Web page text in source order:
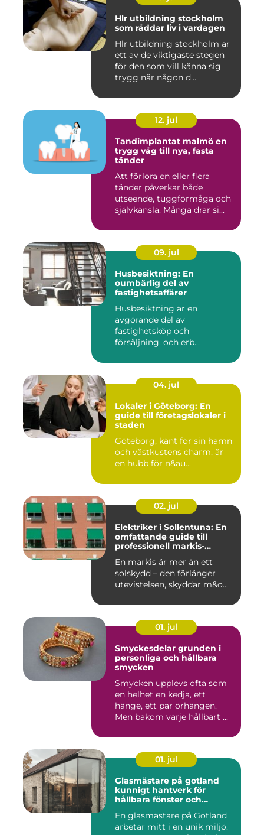
Hlr utbildning stockholm
som räddar liv i vardagen
Hlr utbildning stockholm är
ett av de viktigaste stegen
för den som vill känna sig
trygg när någon d...
12. jul
Tandimplantat malmö en
trygg väg till nya, fasta
tänder
Att förlora en eller flera
tänder påverkar både
utseende, tuggförmåga och
självkänsla. Många drar si...
09. jul
Husbesiktning: En
oumbärlig del av
fastighetsaffärer
Husbesiktning är en
avgörande del av
fastighetsköp och
försäljning, och erb...
04. jul
Lokaler i Göteborg: En
guide till företagslokaler i
staden
Göteborg, känt för sin hamn
och västkustens charm, är
en hubb för n&au...
02. jul
Elektriker i Sollentuna: En
omfattande guide till
professionell markis-
En markis är mer än ett
solskydd – den förlänger
utevistelsen, skyddar m&o...
01. jul
Smyckesdelar grunden i
personliga och hållbara
smycken
Smycken upplevs ofta som
en helhet en kedja, ett
hänge, ett par örhängen.
Men bakom varje hållbart ...
01. jul
Glasmästare på gotland
kunnigt hantverk för
hållbara fönster och
En glasmästare på Gotland
arbetar mitt i en unik miljö.